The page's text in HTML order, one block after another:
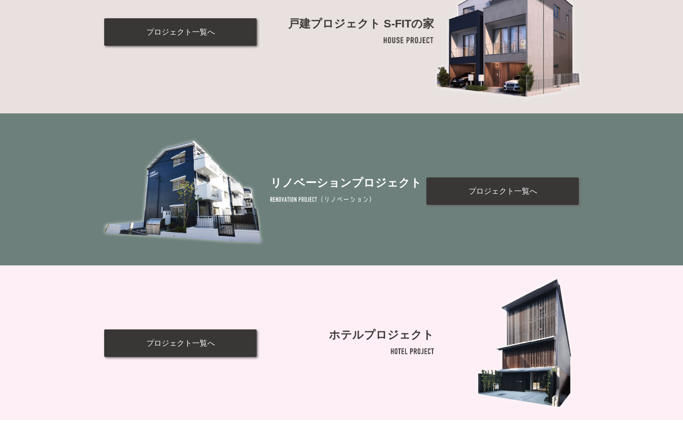
戸建プロジェクト S-FITの家
プロジェクト一覧へ
リノベーションプロジェクト
プロジェクト一覧へ
ホテルプロジェクト
プロジェクト一覧へ